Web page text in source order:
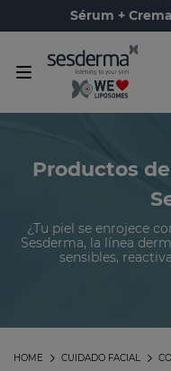
Sérum +
Productos
¿Tu piel se enrojece
Sesderma, la línea
sensibles,
CUIDADO FACIAL
HOME